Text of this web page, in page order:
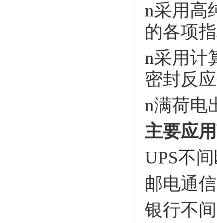
n采用高
的各项
n采用计
密封反
n满荷电
主要应
UPS不
邮电通
银行不